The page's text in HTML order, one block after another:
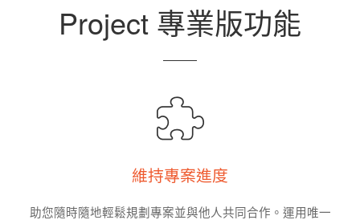
Project 專業版功能
維持專案進度
助您隨時隨地輕鬆規劃專案並與他人共同合作。運用唯一